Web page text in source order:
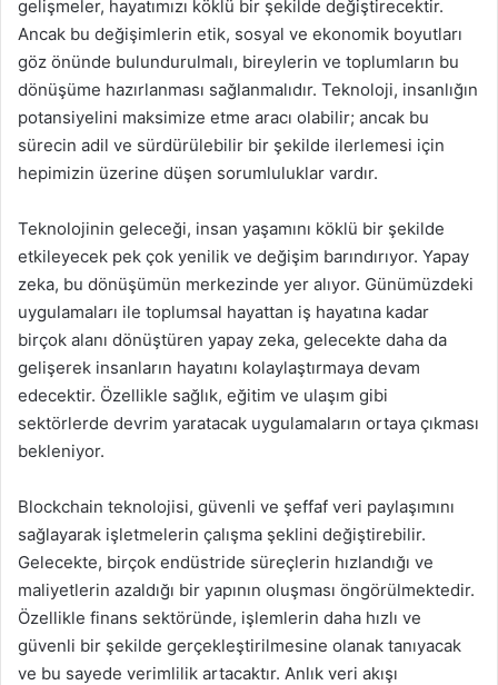
gelişmeler, hayatımızı köklü bir şekilde değiştirecektir.
Ancak bu değişimlerin etik, sosyal ve ekonomik boyutları
göz önünde bulundurulmalı, bireylerin ve toplumların bu
dönüşüme hazırlanması sağlanmalıdır. Teknoloji, insanlığın
potansiyelini maksimize etme aracı olabilir; ancak bu
sürecin adil ve sürdürülebilir bir şekilde ilerlemesi için
hepimizin üzerine düşen sorumluluklar vardır.
Teknolojinin geleceği, insan yaşamını köklü bir şekilde
etkileyecek pek çok yenilik ve değişim barındırıyor. Yapay
zeka, bu dönüşümün merkezinde yer alıyor. Günümüzdeki
uygulamaları ile toplumsal hayattan iş hayatına kadar
birçok alanı dönüştüren yapay zeka, gelecekte daha da
gelişerek insanların hayatını kolaylaştırmaya devam
edecektir. Özellikle sağlık, eğitim ve ulaşım gibi
sektörlerde devrim yaratacak uygulamaların ortaya çıkması
bekleniyor.
Blockchain teknolojisi, güvenli ve şeffaf veri paylaşımını
sağlayarak işletmelerin çalışma şeklini değiştirebilir.
Gelecekte, birçok endüstride süreçlerin hızlandığı ve
maliyetlerin azaldığı bir yapının oluşması öngörülmektedir.
Özellikle finans sektöründe, işlemlerin daha hızlı ve
güvenli bir şekilde gerçekleştirilmesine olanak tanıyacak
ve bu sayede verimlilik artacaktır. Anlık veri akışı